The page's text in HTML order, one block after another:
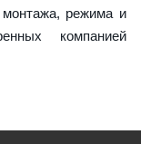
монтажа, режима и
компанией